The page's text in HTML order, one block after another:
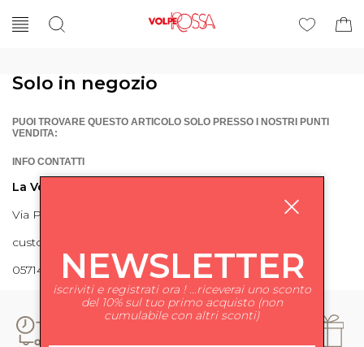
Solo in negozio
PUOI TROVARE QUESTO ARTICOLO SOLO PRESSO I NOSTRI PUNTI
VENDITA:
INFO CONTATTI
La Volpe Rossa
Via Piave 27 56024 Ponte a Egola
customercare@lavolperossa.it
0571498228NEWSLETTER
iscriviti e registrati ora ! ...riceverai uno sconto
del 10% sul tuo primo acquisto (non
cumulabile con altri sconti)